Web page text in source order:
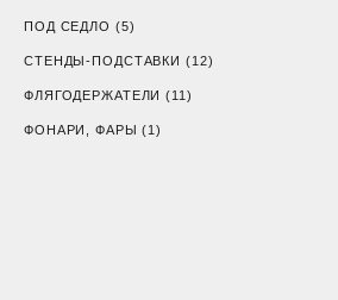
ПОД СЕДЛО (5)
СТЕНДЫ-ПОДСТАВКИ (12)
ФЛЯГОДЕРЖАТЕЛИ (11)
ФОНАРИ, ФАРЫ (1)